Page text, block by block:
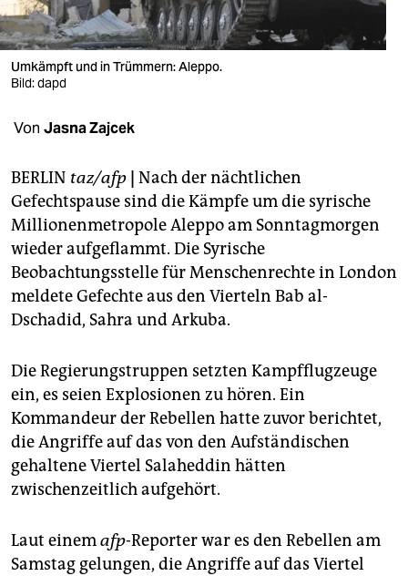
verlag
veranstaltungen
fragen & hilfe
unterstützen
abo
genossenschaft
epaper login
Umkämpft und in Trümmern: Aleppo.
Bild: dapd
Von Jasna Zajcek
BERLIN taz/afp Nach der nächtlichen
Gefechtspause sind die Kämpfe um die syrische
Millionenmetropole Aleppo am Sonntagmorgen
wieder aufgeflammt. Die Syrische
Beobachtungsstelle für Menschenrechte in London
meldete Gefechte aus den Vierteln Bab al-
Dschadid, Sahra und Arkuba.
Die Regierungstruppen setzten Kampfflugzeuge
ein, es seien Explosionen zu hören. Ein
Kommandeur der Rebellen hatte zuvor berichtet,
die Angriffe auf das von den Aufständischen
gehaltene Viertel Salaheddin hätten
zwischenzeitlich aufgehört.
Laut einemafp-Reporter war es den Rebellen am
Samstag gelungen, die Angriffe auf das Viertel